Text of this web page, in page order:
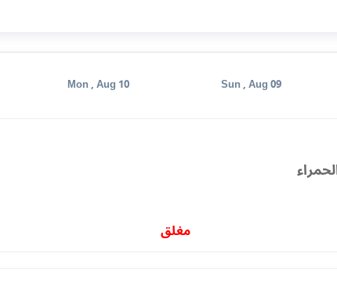
Sun , Aug 09
مغلق